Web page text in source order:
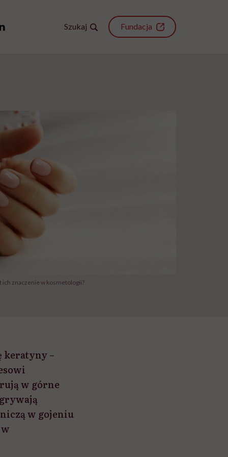
Szukaj Fundacja
znaczenie w kosmetologii?
keratyny –
w górne
w gojeniu